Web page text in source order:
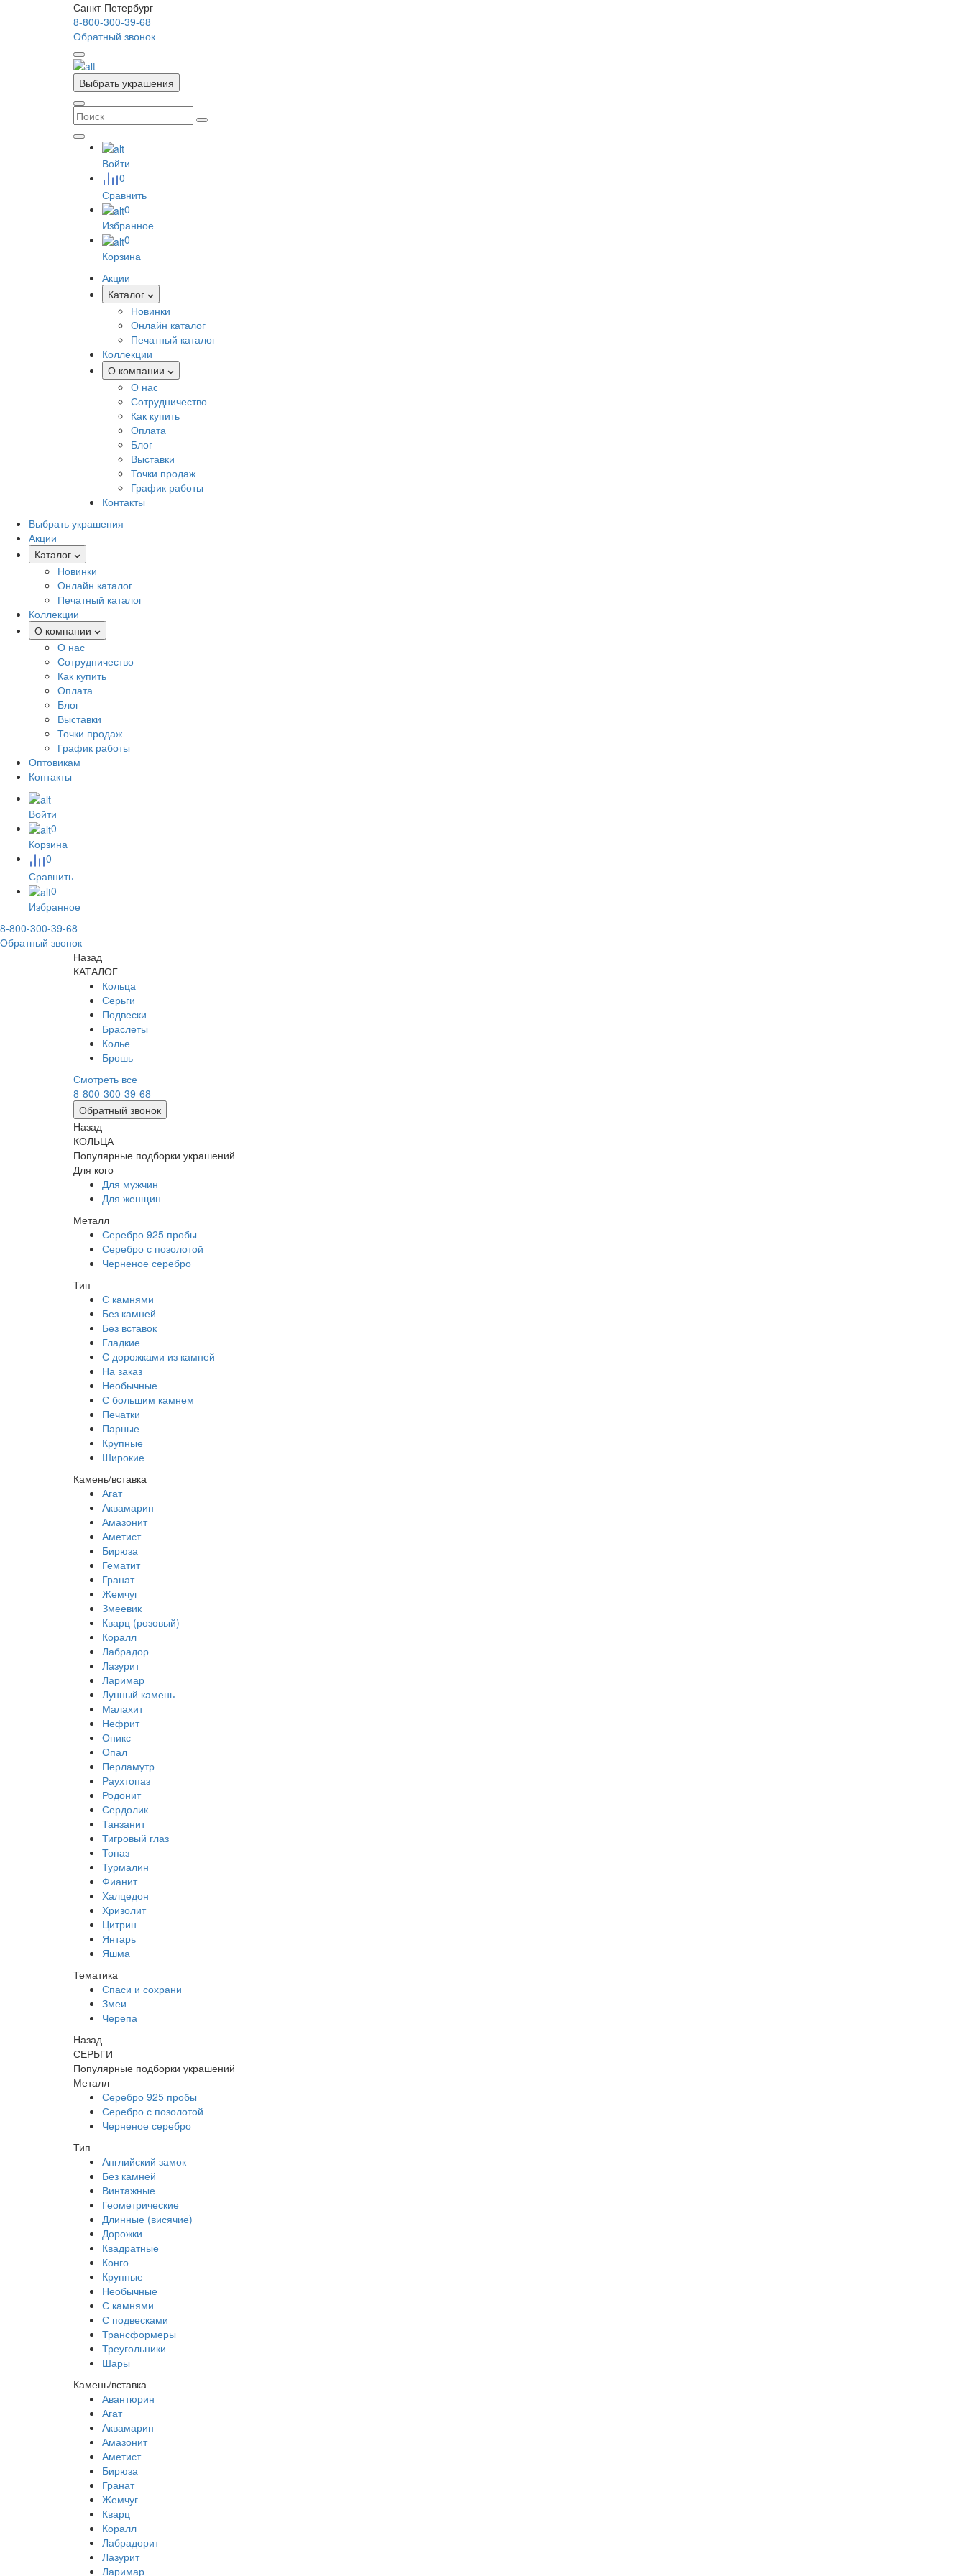
Санкт-Петербург
8-800-300-39-68
Обратный звонок
Выбрать украшения
Войти
0
Сравнить
0
Избранное
0
Корзина
Акции
Каталог
Новинки
Онлайн каталог
Печатный каталог
Коллекции
О компании
О нас
Сотрудничество
Как купить
Оплата
Блог
Выставки
Точки продаж
График работы
Контакты
Выбрать украшения
Акции
Каталог
Новинки
Онлайн каталог
Печатный каталог
Коллекции
О компании
О нас
Сотрудничество
Как купить
Оплата
Блог
Выставки
Точки продаж
График работы
Оптовикам
Контакты
Войти
0
Корзина
0
Сравнить
0
Избранное
8-800-300-39-68
Обратный звонок
Назад
КАТАЛОГ
Кольца
Серьги
Подвески
Браслеты
Колье
Брошь
Смотреть все
8-800-300-39-68
Обратный звонок
Назад
КОЛЬЦА
Популярные подборки украшений
Для кого
Для мужчин
Для женщин
Металл
Серебро 925 пробы
Серебро с позолотой
Черненое серебро
Тип
С камнями
Без камней
Без вставок
Гладкие
С дорожками из камней
На заказ
Необычные
С большим камнем
Печатки
Парные
Крупные
Широкие
Камень/вставка
Агат
Аквамарин
Амазонит
Аметист
Бирюза
Гематит
Гранат
Жемчуг
Змеевик
Кварц (розовый)
Коралл
Лабрадор
Лазурит
Ларимар
Лунный камень
Малахит
Нефрит
Оникс
Опал
Перламутр
Раухтопаз
Родонит
Сердолик
Танзанит
Тигровый глаз
Топаз
Турмалин
Фианит
Халцедон
Хризолит
Цитрин
Янтарь
Яшма
Тематика
Спаси и сохрани
Змеи
Черепа
Назад
СЕРЬГИ
Популярные подборки украшений
Металл
Серебро 925 пробы
Серебро с позолотой
Черненое серебро
Тип
Английский замок
Без камней
Винтажные
Геометрические
Длинные (висячие)
Дорожки
Квадратные
Конго
Крупные
Необычные
С камнями
С подвесками
Трансформеры
Треугольники
Шары
Камень/вставка
Авантюрин
Агат
Аквамарин
Амазонит
Аметист
Бирюза
Гранат
Жемчуг
Кварц
Коралл
Лабрадорит
Лазурит
Ларимар